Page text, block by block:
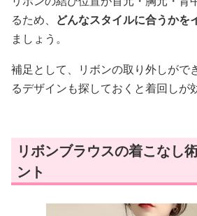
るため、 どんなスタイルに合うかを
ましょう。
補足として、リボンの取り外しがで
るデザインも探しておくと着回しが
リボンブラウスの着こなし
ント